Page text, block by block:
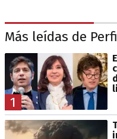
Más leídas de
1